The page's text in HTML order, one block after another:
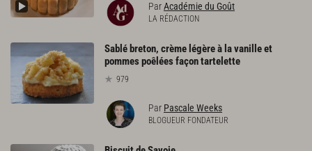
ParAcadémie du Goût
LA RÉDACTION
Sablé breton, crème légère à la vanille et
pommes poêlées façon tartelette
979
Par Pascale Weeks
BLOGUEUR FONDATEUR